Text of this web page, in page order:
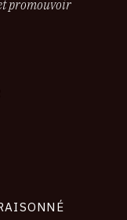
promouvoir